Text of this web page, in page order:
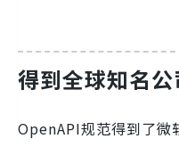
得到全球知名
OpenAPI规范得到了微